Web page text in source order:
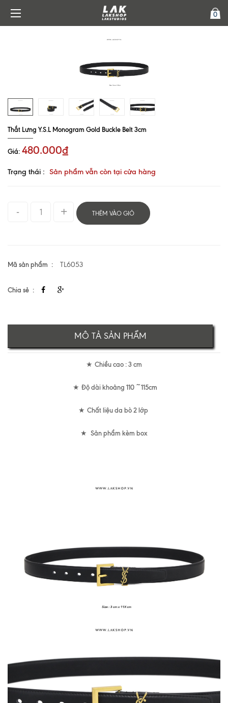
0
Thắt Lưng Y.S.L Monogram Gold Buckle Belt 3cm
Giá: 480.000₫
Trạng thái : Sản phẩm vẫn còn tại cửa hàng
THÊM VÀO GIỎ
Mã sản phẩm TL6053
Chia sẻ
MÔ TẢ SẢN PHẨM
★ Chiều cao : 3 cm
★ Độ dài khoảng 110 ~115cm
★ Chất liệu da bò 2 lớp
★ Sản phẩm kèm box